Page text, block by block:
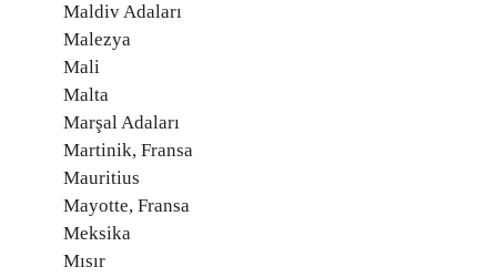
Maldiv Adaları
Malezya
Mali
Malta
Marşal Adaları
Martinik, Fransa
Mauritius
Mayotte, Fransa
Meksika
Mısır